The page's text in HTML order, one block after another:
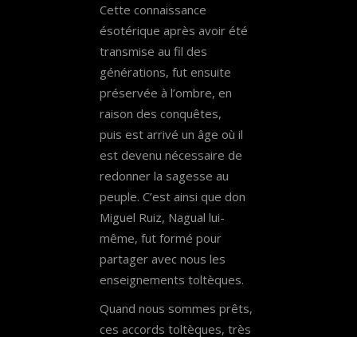
Cette connaissance
ésotérique après avoir été
transmise au fil des
générations, fut ensuite
préservée à l’ombre, en
raison des conquêtes,
puis est arrivé un âge où il
est devenu nécessaire de
redonner la sagesse au
peuple. C’est ainsi que don
Miguel Ruiz, Nagual lui-
même, fut formé pour
partager avec nous les
enseignements toltèques.
Quand nous sommes prêts,
ces accords toltèques, très